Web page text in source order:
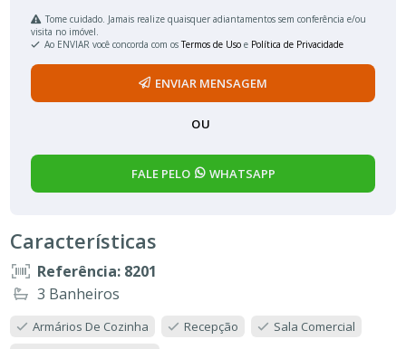
Tome cuidado. Jamais realize quaisquer adiantamentos sem conferência e/ou
visita no imóvel.
Ao ENVIAR você concorda com osTermos de Uso e Política de Privacidade
ENVIAR MENSAGEM
OU
FALE PELO WHATSAPP
Características
Referência: 8201
3 Banheiros
Armários De Cozinha Recepção
Sala Comercial